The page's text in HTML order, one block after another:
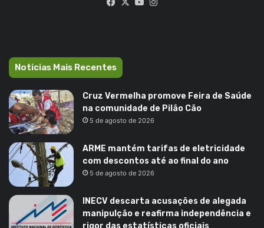
Noticias Mais Recentes
Cruz Vermelha promove Feira de Saúde
na comunidade de Pilão Cão
5 de agosto de 2026
ARME mantém tarifas de eletricidade
com descontos até ao final do ano
5 de agosto de 2026
INECV descarta acusações de alegada
manipulção e reafirma independência e
rigor das estatísticas oficiais